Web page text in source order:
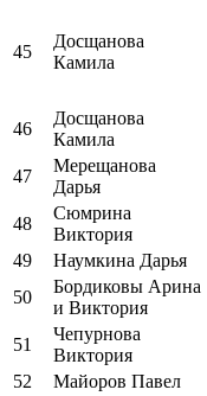
45
Досщанова
Камила
46
Досщанова
Камила
47
Мерещанова
Дарья
48
Сюмрина
Виктория
49
Наумкина Дарья
50
Бордиковы Арина
и Виктория
51
Чепурнова
Виктория
52
Майоров Павел